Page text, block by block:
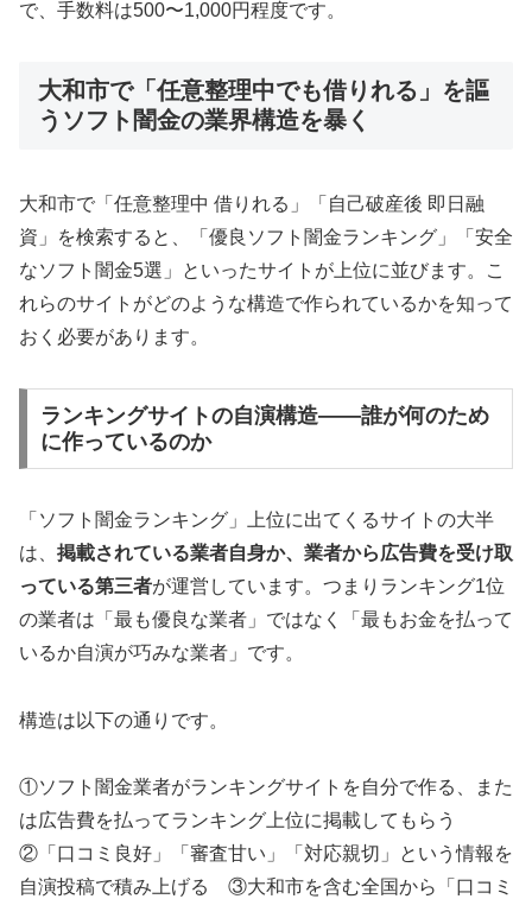
で、手数料は500〜1,000円程度です。
大和市で「任意整理中でも借りれる」を謳
うソフト闇金の業界構造を暴く
大和市で「任意整理中 借りれる」「自己破産後 即日融
資」を検索すると、「優良ソフト闇金ランキング」「安全
なソフト闇金5選」といったサイトが上位に並びます。こ
れらのサイトがどのような構造で作られているかを知って
おく必要があります。
ランキングサイトの自演構造——誰が何のため
に作っているのか
「ソフト闇金ランキング」上位に出てくるサイトの大半
は、 掲載されている業者自身か、業者から広告費を受け取
っている第三者が運営しています。つまりランキング1位
の業者は「最も優良な業者」ではなく「最もお金を払って
いるか自演が巧みな業者」です。
構造は以下の通りです。
①ソフト闇金業者がランキングサイトを自分で作る、また
は広告費を払ってランキング上位に掲載してもらう
②「口コミ良好」「審査甘い」「対応親切」という情報を
自演投稿で積み上げる ③大和市を含む全国から「口コミ